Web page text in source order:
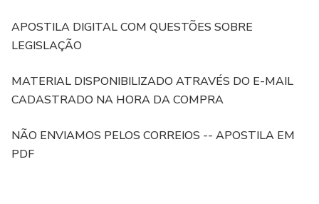
APOSTILA DIGITAL COM QUESTÕES SOBRE
LEGISLAÇÃO
MATERIAL DISPONIBILIZADO ATRAVÉS DO E-MAIL
CADASTRADO NA HORA DA COMPRA
NÃO ENVIAMOS PELOS CORREIOS -- APOSTILA EM
PDF